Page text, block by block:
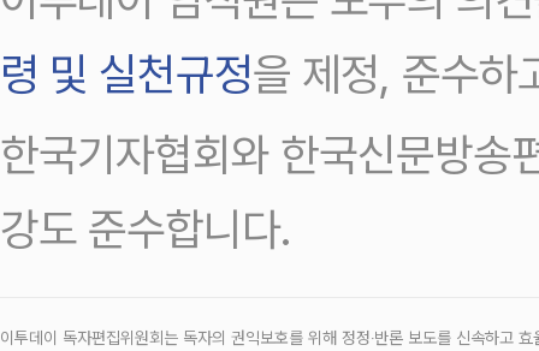
령 및 실천규정을 제정, 준수하
한국기자협회와 한국신문방송
강도 준수합니다.
이투데이 독자편집위원회는 독자의 권익보호를 위해 정정‧반론 보도를 신속하고